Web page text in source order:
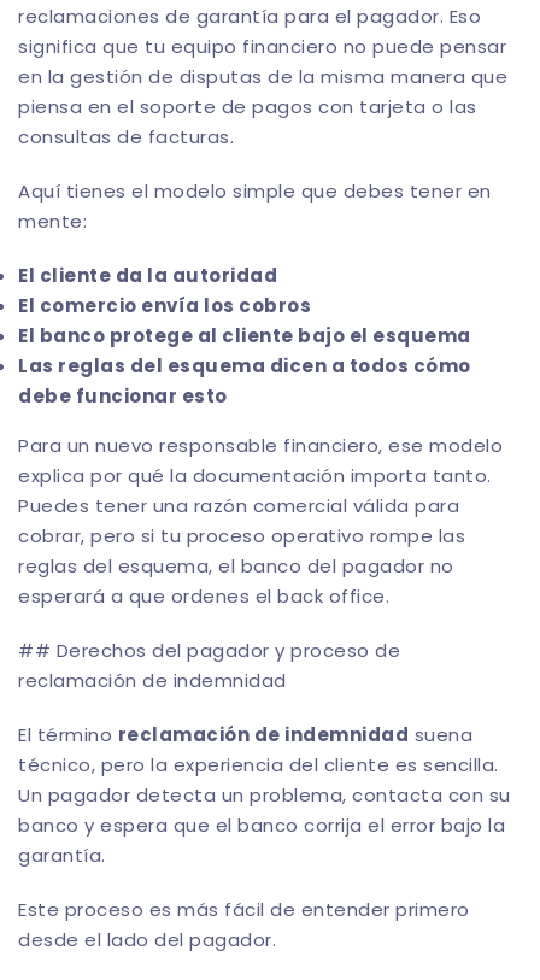
reclamaciones de garantía para el pagador. Eso
significa que tu equipo financiero no puede pensar
en la gestión de disputas de la misma manera que
piensa en el soporte de pagos con tarjeta o las
consultas de facturas.
Aquí tienes el modelo simple que debes tener en
mente:
El cliente da la autoridad
El comercio envía los cobros
El banco protege al cliente bajo el esquema
Las reglas del esquema dicen a todos cómo
debe funcionar esto
Para un nuevo responsable financiero, ese modelo
explica por qué la documentación importa tanto.
Puedes tener una razón comercial válida para
cobrar, pero si tu proceso operativo rompe las
reglas del esquema, el banco del pagador no
esperará a que ordenes el back office.
## Derechos del pagador y proceso de
reclamación de indemnidad
El término reclamación de indemnidad suena
técnico, pero la experiencia del cliente es sencilla.
Un pagador detecta un problema, contacta con su
banco y espera que el banco corrija el error bajo la
garantía.
Este proceso es más fácil de entender primero
desde el lado del pagador.